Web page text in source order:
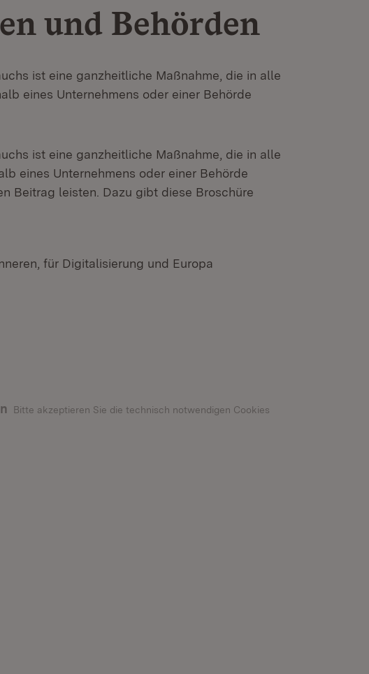
und Behörden
ist eine ganzheitliche Maßnahme, die in alle
eines Unternehmens oder einer Behörde
ist eine ganzheitliche Maßnahme, die in alle
eines Unternehmens oder einer Behörde
Beitrag leisten. Dazu gibt diese Broschüre
für Digitalisierung und Europa
Bitte akzeptieren Sie die technisch notwendigen Cookies